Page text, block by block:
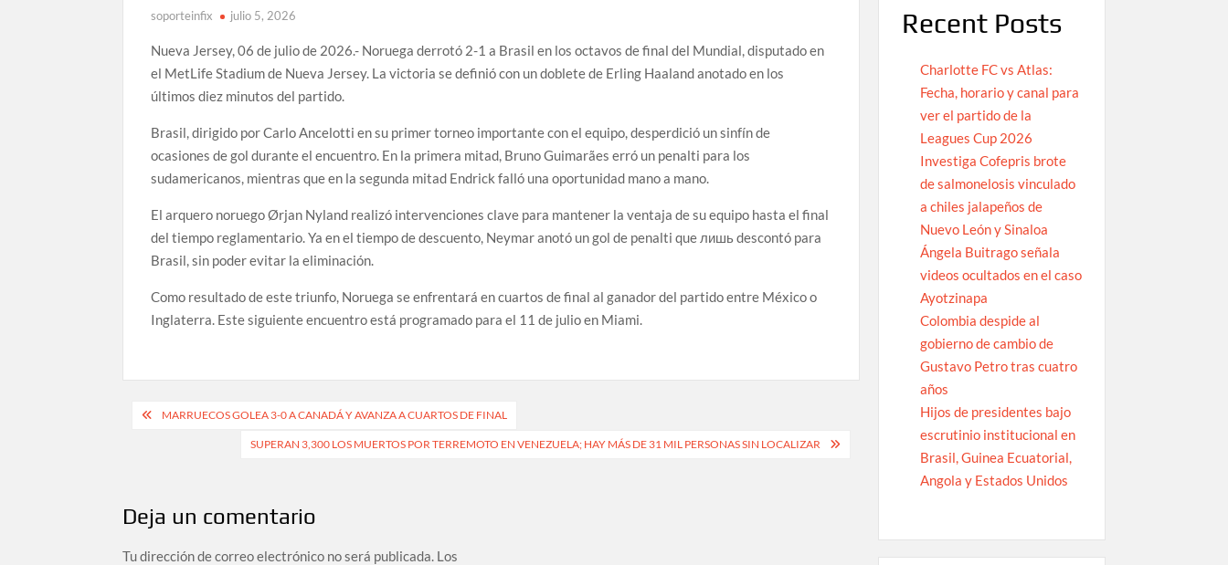
soporteinfix julio 5, 2026
Nueva Jersey, 06 de julio de 2026.- Noruega derrotó 2-1 a Brasil en los octavos de final del Mundial, disputado en
el MetLife Stadium de Nueva Jersey. La victoria se definió con un doblete de Erling Haaland anotado en los
últimos diez minutos del partido.
Brasil, dirigido por Carlo Ancelotti en su primer torneo importante con el equipo, desperdició un sinfín de
ocasiones de gol durante el encuentro. En la primera mitad, Bruno Guimarães erró un penalti para los
sudamericanos, mientras que en la segunda mitad Endrick falló una oportunidad mano a mano.
El arquero noruego Ørjan Nyland realizó intervenciones clave para mantener la ventaja de su equipo hasta el final
del tiempo reglamentario. Ya en el tiempo de descuento, Neymar anotó un gol de penalti que лишь descontó para
Brasil, sin poder evitar la eliminación.
Como resultado de este triunfo, Noruega se enfrentará en cuartos de final al ganador del partido entre México o
Inglaterra. Este siguiente encuentro está programado para el 11 de julio en Miami.
Navegación
MARRUECOS GOLEA 3-0 A CANADÁ Y AVANZA A CUARTOS DE FINAL
SUPERAN 3,300 LOS MUERTOS POR TERREMOTO EN VENEZUELA; HAY MÁS DE 31 MIL PERSONAS SIN LOCALIZAR
Deja un comentario
Tu dirección de correo electrónico no será publicada. Los
Recent Posts
Charlotte FC vs Atlas:
Fecha, horario y canal para
ver el partido de la
Leagues Cup 2026
Investiga Cofepris brote
de salmonelosis vinculado
a chiles jalapeños de
Nuevo León y Sinaloa
Ángela Buitrago señala
videos ocultados en el caso
Ayotzinapa
Colombia despide al
gobierno de cambio de
Gustavo Petro tras cuatro
años
Hijos de presidentes bajo
escrutinio institucional en
Brasil, Guinea Ecuatorial,
Angola y Estados Unidos